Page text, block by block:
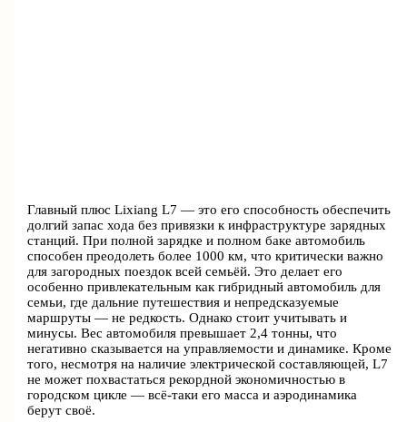
Главный плюс Lixiang L7 — это его способность обеспечить
долгий запас хода без привязки к инфраструктуре зарядных
станций. При полной зарядке и полном баке автомобиль
способен преодолеть более 1000 км, что критически важно
для загородных поездок всей семьёй. Это делает его
особенно привлекательным как гибридный автомобиль для
семьи, где дальние путешествия и непредсказуемые
маршруты — не редкость. Однако стоит учитывать и
минусы. Вес автомобиля превышает 2,4 тонны, что
негативно сказывается на управляемости и динамике. Кроме
того, несмотря на наличие электрической составляющей, L7
не может похвастаться рекордной экономичностью в
городском цикле — всё-таки его масса и аэродинамика
берут своё.